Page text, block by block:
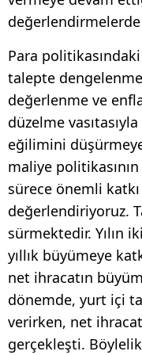
Para
talepte
değerlenme ve
düzelme
eğilimini
maliye
sürece önemli katkı
değerlendiriyoruz.
sürmektedir. Yılın
yıllık büyümeye
net ihracatın
dönemde, yurt içi
verirken, net
gerçekleşti.